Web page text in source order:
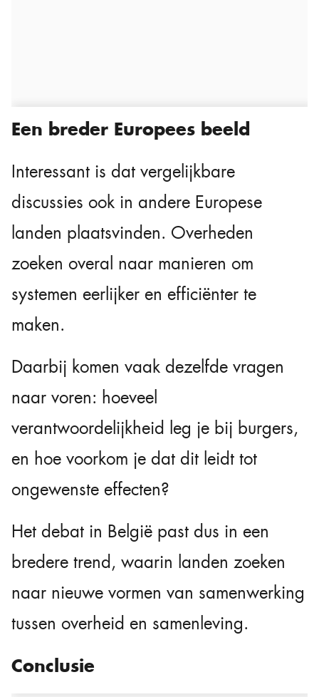
Een breder Europees beeld
Interessant is dat vergelijkbare
discussies ook in andere Europese
landen plaatsvinden. Overheden
zoeken overal naar manieren om
systemen eerlijker en efficiënter te
maken.
Daarbij komen vaak dezelfde vragen
naar voren: hoeveel
verantwoordelijkheid leg je bij burgers,
en hoe voorkom je dat dit leidt tot
ongewenste effecten?
Het debat in België past dus in een
bredere trend, waarin landen zoeken
naar nieuwe vormen van samenwerking
tussen overheid en samenleving.
Conclusie